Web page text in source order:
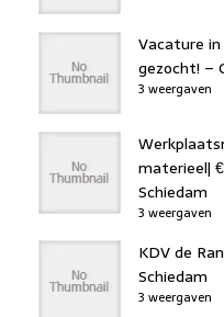
Vacature in
gezocht! –
3 weergaven
materieel|
Schiedam
3 weergaven
KDV de
Schiedam
3 weergaven